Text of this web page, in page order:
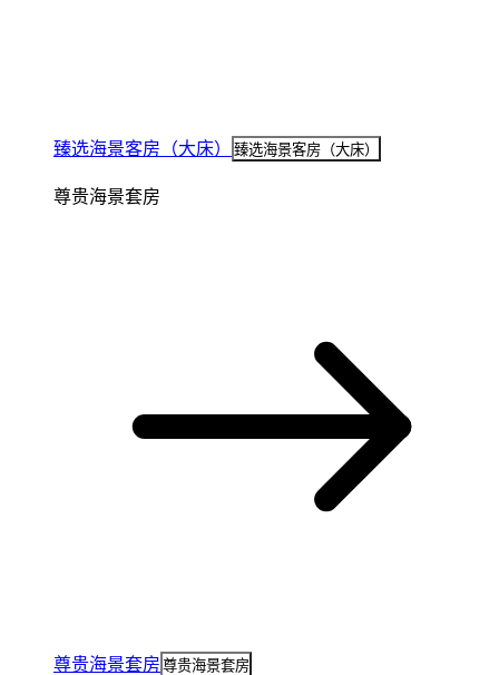
臻选海景客房（大床） 臻选海景客房（大床）
尊贵海景套房
尊贵海景套房 尊贵海景套房